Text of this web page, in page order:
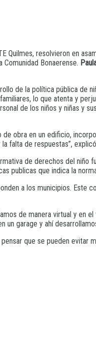
Quilmes, resolvieron en
Bonaerense.
de la política pública de
lo que atenta y
de los niños y niñas y
obra en un edificio,
falta de respuestas”,
de derechos del
publicas que indica la
a los municipios. Este
de manera virtual y en
garage y ahí
que se pueden evitar